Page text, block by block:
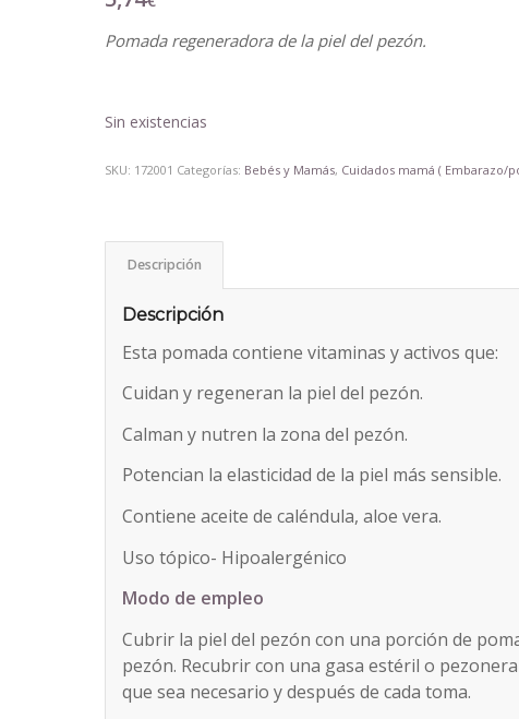
Pomada regeneradora de la piel del pezón.
Sin existencias
SKU: 172001 Categorías: Bebés y Mamás, Cuidados mamá ( Embarazo/
Descripción
Descripción
Esta pomada contiene vitaminas y activos que:
Cuidan y regeneran la piel del pezón.
Calman y nutren la zona del pezón.
Potencian la elasticidad de la piel más sensible.
Contiene aceite de caléndula, aloe vera.
Uso tópico- Hipoalergénico
Modo de empleo
Cubrir la piel del pezón con una porción de
pezón. Recubrir con una gasa estéril o
que sea necesario y después de cada toma.